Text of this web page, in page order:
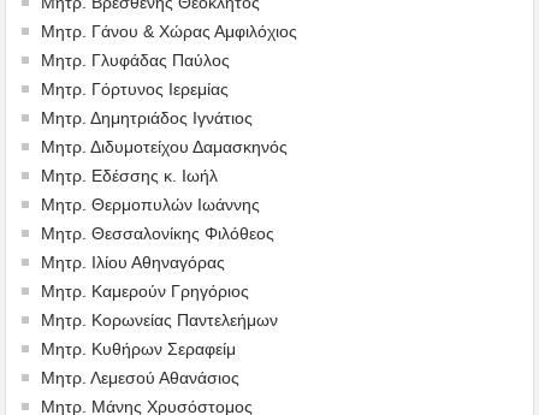
Μητρ. Γάνου & Χώρας Αμφιλόχιος
Μητρ. Γλυφάδας Παύλος
Μητρ. Γόρτυνος Ιερεμίας
Μητρ. Δημητριάδος Ιγνάτιος
Μητρ. Διδυμοτείχου Δαμασκηνός
Μητρ. Εδέσσης κ. Ιωήλ
Μητρ. Θερμοπυλών Ιωάννης
Μητρ. Θεσσαλονίκης Φιλόθεος
Μητρ. Ιλίου Αθηναγόρας
Μητρ. Καμερούν Γρηγόριος
Μητρ. Κορωνείας Παντελεήμων
Μητρ. Κυθήρων Σεραφείμ
Μητρ. Λεμεσού Αθανάσιος
Μητρ. Μάνης Χρυσόστομος